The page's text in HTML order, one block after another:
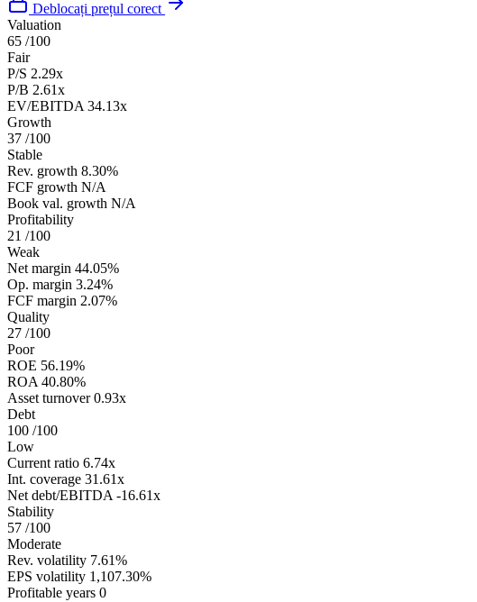
Deblocați prețul corect
Valuation
65 /100
Fair
P/S 2.29x
P/B 2.61x
EV/EBITDA 34.13x
Growth
37 /100
Stable
Rev. growth 8.30%
FCF growth N/A
Book val. growth N/A
Profitability
21 /100
Weak
Net margin 44.05%
Op. margin 3.24%
FCF margin 2.07%
Quality
27 /100
Poor
ROE 56.19%
ROA 40.80%
Asset turnover 0.93x
Debt
100 /100
Low
Current ratio 6.74x
Int. coverage 31.61x
Net debt/EBITDA -16.61x
Stability
57 /100
Moderate
Rev. volatility 7.61%
EPS volatility 1,107.30%
Profitable years 0